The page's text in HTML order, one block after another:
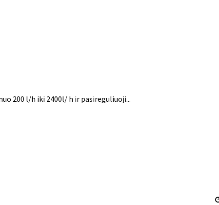
200 l/h iki 2400l/ h ir pasireguliuoji...